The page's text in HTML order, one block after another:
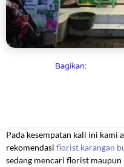
Bagikan:
Pada kesempatan kali ini kami
rekomendasi florist karangan
sedang mencari florist